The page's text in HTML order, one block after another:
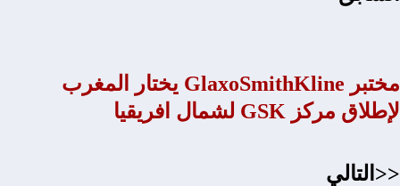
مختبر GlaxoSmithKline يختار المغرب
لإطلاق مركز GSK لشمال افريقيا
<<التالي